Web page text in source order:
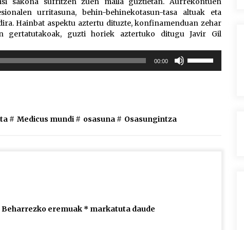
urritasuna, behin-behinekotasun-tasa altuak eta
Hainbat aspektu aztertu dituzte, konfinamenduan zehar
gertatutakoak, guzti horiek aztertuko ditugu Javir Gil
00:00
# Medicus mundi # osasuna # Osasungintza
Beharrezko eremuak * markatuta daude